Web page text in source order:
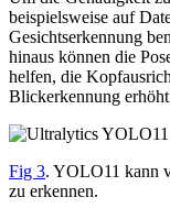
beispielsweise auf
Gesichtserkennung
hinaus können die
helfen, die
Blickerkennung
Fig 3. YOLO11 kann
zu erkennen.